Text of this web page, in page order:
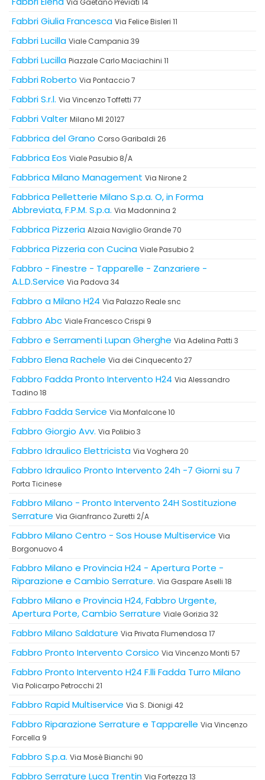
Fabbri Giulia Francesca Via Felice Bisleri 11
Fabbri Lucilla Viale Campania 39
Fabbri Lucilla Piazzale Carlo Maciachini 11
Fabbri Roberto Via Pontaccio 7
Fabbri S.r.l. Via Vincenzo Toffetti 77
Fabbri Valter Milano MI 20127
Fabbrica del Grano Corso Garibaldi 26
Fabbrica Eos Viale Pasubio 8/A
Fabbrica Milano Management Via Nirone 2
Fabbrica Pelletterie Milano S.p.a. O, in Forma
Abbreviata, F.P.M. S.p.a. Via Madonnina 2
Fabbrica Pizzeria Alzaia Naviglio Grande 70
Fabbrica Pizzeria con Cucina Viale Pasubio 2
Fabbro - Finestre - Tapparelle - Zanzariere -
A.L.D.Service Via Padova 34
Fabbro a Milano H24 Via Palazzo Reale snc
Fabbro Abc Viale Francesco Crispi 9
Fabbro e Serramenti Lupan Gherghe Via Adelina Patti 3
Fabbro Elena Rachele Via dei Cinquecento 27
Fabbro Fadda Pronto Intervento H24 Via Alessandro
Tadino 18
Fabbro Fadda Service Via Monfalcone 10
Fabbro Giorgio Avv. Via Polibio 3
Fabbro Idraulico Elettricista Via Voghera 20
Fabbro Idraulico Pronto Intervento 24h -7 Giorni su 7
Porta Ticinese
Fabbro Milano - Pronto Intervento 24H Sostituzione
Serrature Via Gianfranco Zuretti 2/A
Fabbro Milano Centro - Sos House Multiservice Via
Borgonuovo 4
Fabbro Milano e Provincia H24 - Apertura Porte -
Riparazione e Cambio Serrature. Via Gaspare Aselli 18
Fabbro Milano e Provincia H24, Fabbro Urgente,
Apertura Porte, Cambio Serrature Viale Gorizia 32
Fabbro Milano Saldature Via Privata Flumendosa 17
Fabbro Pronto Intervento Corsico Via Vincenzo Monti 57
Fabbro Pronto Intervento H24 F.lli Fadda Turro Milano
Via Policarpo Petrocchi 21
Fabbro Rapid Multiservice Via S. Dionigi 42
Fabbro Riparazione Serrature e Tapparelle Via Vincenzo
Forcella 9
Fabbro S.p.a. Via Mosè Bianchi 90
Fabbro Serrature Luca Trentin Via Fortezza 13